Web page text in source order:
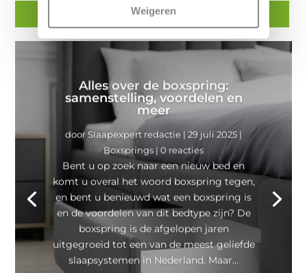
Weigeren
Alles over de boxspring:
samenstelling, voordelen en
meer
door Slaapexpert redactie | 29 juli 2025 |
Boxsprings | 0 reacties
Bent u op zoek naar een nieuw bed en
komt u overal het woord boxspring tegen,
en bent u benieuwd wat een boxspring is
en de voordelen van dit bedtype zijn? De
boxspring is de afgelopen jaren
uitgegroeid tot een van de meest geliefde
slaapsystemen in Nederland. Maar...